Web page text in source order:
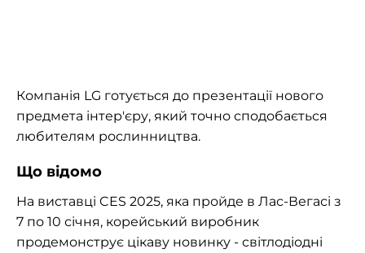
Компанія LG готується до презентації нового
предмета інтер'єру, який точно сподобається
любителям рослинництва.
Що відомо
На виставці CES 2025, яка пройде в Лас-Вегасі з
7 по 10 січня, корейський виробник
продемонструє цікаву новинку - світлодіодні